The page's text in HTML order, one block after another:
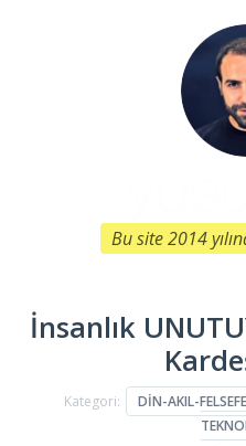
Bu site 2014
İnsanlık
Kategori: DIN-AKIL-FELSEFE